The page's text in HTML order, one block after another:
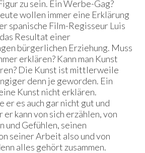
zu sein. Ein Werbe-Gag?
wollen immer eine Erklärung
spanische Film-Regisseur Luis
Resultat einer
bürgerlichen Erziehung. Muss
erklären? Kann man Kunst
Die Kunst ist mittlerweile
denn je geworden. Ein
Kunst nicht erklären.
es auch gar nicht gut und
er kann von sich erzählen, von
und Gefühlen, seinen
seiner Arbeit also und von
alles gehört zusammen.